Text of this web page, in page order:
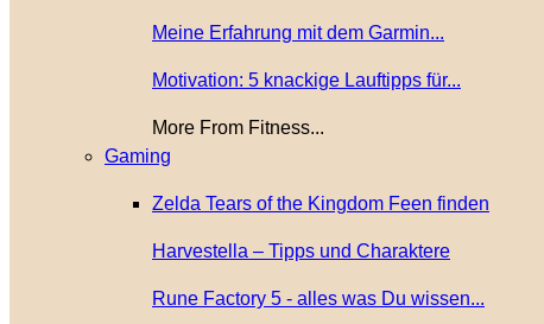
Meine Erfahrung mit dem Garmin...
Motivation: 5 knackige Lauftipps für...
More From Fitness...
Gaming
Zelda Tears of the Kingdom Feen finden
Harvestella – Tipps und Charaktere
Rune Factory 5 - alles was Du wissen...